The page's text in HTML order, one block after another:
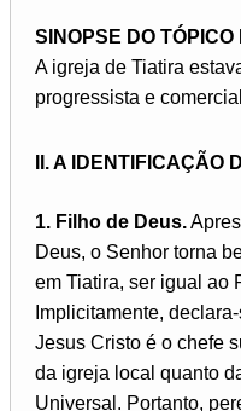
SINOPSE DO TÓPICO I
A igreja de Tiatira
progressista e
II. A IDENTIFICAÇÃO
1. Filho de Deus.
Deus, o Senhor torna
em Tiatira, ser igual ao
Implicitamente,
Jesus Cristo é o chefe
da igreja local quanto
Universal. Portanto,